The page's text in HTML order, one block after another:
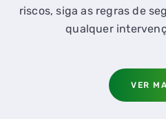
riscos, siga as regras de
qualquer
VER